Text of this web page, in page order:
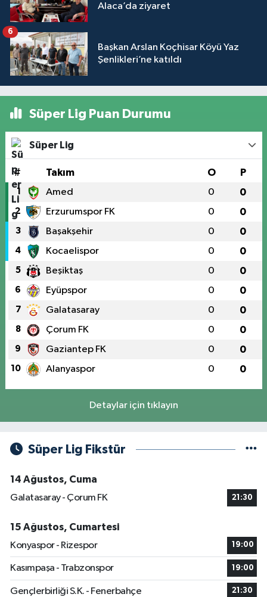
Alaca’da ziyaret
Başkan Arslan Koçhisar Köyü Yaz
Şenlikleri’ne katıldı
6
Süper Lig Puan Durumu
Süper Lig
# Takım O P
1 Amed 0 0
2 Erzurumspor FK 0 0
3 Başakşehir 0 0
4 Kocaelispor 0 0
5 Beşiktaş 0 0
6 Eyüpspor 0 0
7 Galatasaray 0 0
8 Çorum FK 0 0
9 Gaziantep FK 0 0
10 Alanyaspor 0 0
Detaylar için tıklayın
Süper Lig Fikstür
14 Ağustos, Cuma
Galatasaray - Çorum FK
21:30
15 Ağustos, Cumartesi
Konyaspor - Rizespor
19:00
Kasımpaşa - Trabzonspor 19:00
Gençlerbirliği S.K. - Fenerbahçe 21:30